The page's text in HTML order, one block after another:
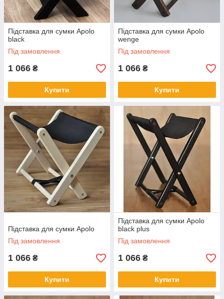
Підставка для сумки Apolo
black
Під замовлення
1 066 ₴
Купити
Підставка для сумки Apolo
wenge
Під замовлення
1 066 ₴
Купити
Підставка для сумки Apolo
Під замовлення
1 066 ₴
Купити
Підставка для сумки Apolo
black plus
Під замовлення
1 066 ₴
Купити